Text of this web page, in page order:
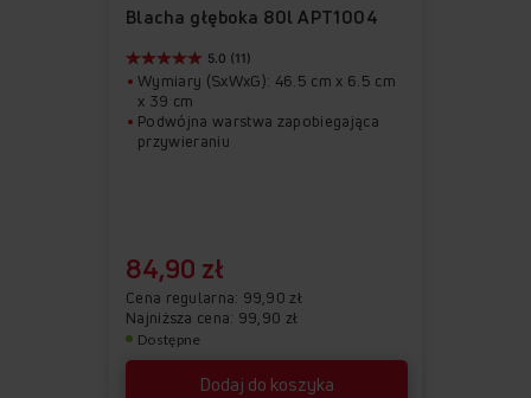
Blacha głęboka 80l APT1004
Dodaj do koszyka
5.0 (11)
Wymiary (SxWxG): 46.5 cm x 6.5 cm
x 39 cm
Podwójna warstwa zapobiegająca
przywieraniu
84,90 zł
Cena regularna 99,90 zł
Najniższa cena: 99,90 zł
Dostępne